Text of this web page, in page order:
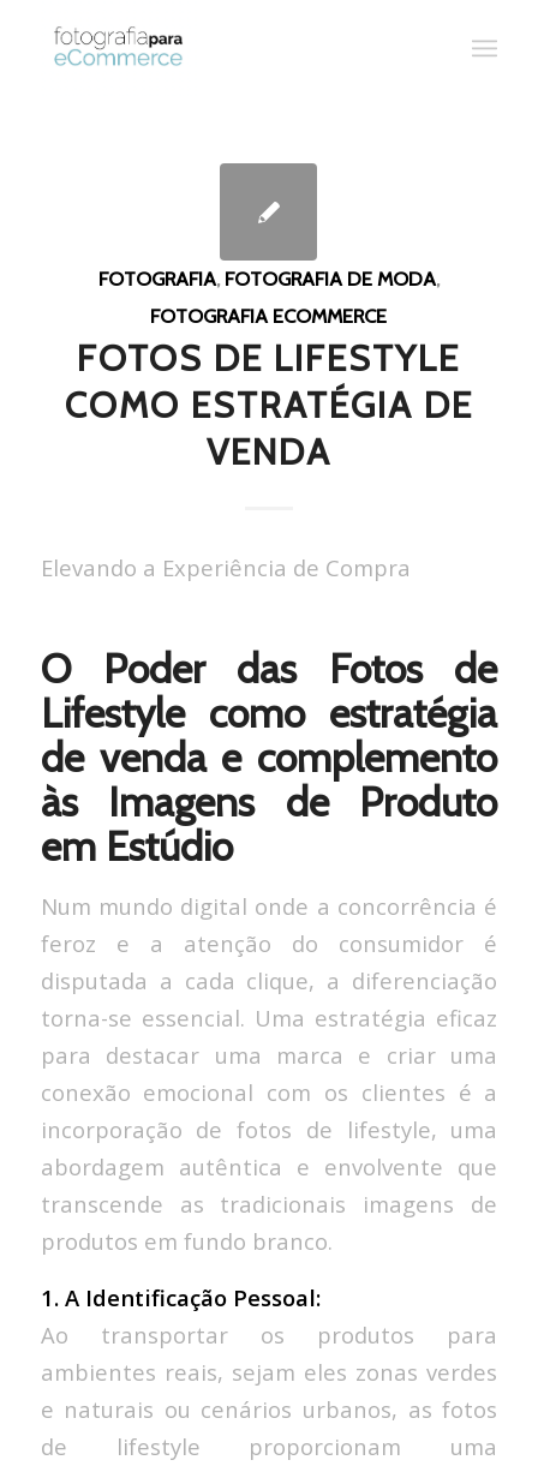
FOTOGRAFIA, FOTOGRAFIA DE MODA,
FOTOGRAFIA ECOMMERCE
FOTOS DE LIFESTYLE
COMO ESTRATÉGIA DE
VENDA
Elevando a Experiência de Compra
O Poder das Fotos de
Lifestyle como estratégia
de venda e complemento
às Imagens de Produto
em Estúdio
Num mundo digital onde a concorrência é
feroz e a atenção do consumidor é
disputada a cada clique, a diferenciação
torna-se essencial. Uma estratégia eficaz
para destacar uma marca e criar uma
conexão emocional com os clientes é a
incorporação de fotos de lifestyle, uma
abordagem autêntica e envolvente que
transcende as tradicionais imagens de
produtos em fundo branco.
1. A Identificação Pessoal:
Ao transportar os produtos para
ambientes reais, sejam eles zonas verdes
e naturais ou cenários urbanos, as fotos
de lifestyle proporcionam uma